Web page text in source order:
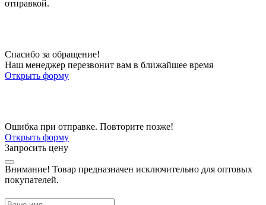
отправкой.
Спасибо за обращение!
Наш менеджер перезвонит вам в ближайшее время
Открыть форму
Ошибка при отправке. Повторите позже!
Открыть форму
Запросить цену
Внимание! Товар предназначен исключительно для оптовых
покупателей.